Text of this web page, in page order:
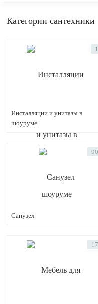
Категории сантехники
Инсталляции и унитазы в
шоуруме
1
Санузел
90
17